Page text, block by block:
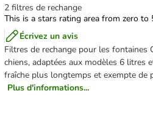
2 filtres de rechange
This is a stars rating area from zero to
Écrivez un avis
Filtres de rechange pour les fontaines
chiens, adaptées aux modèles 6 litres
fraîche plus longtemps et exempte de
Plus d'informations...